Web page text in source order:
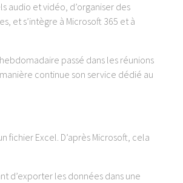
audio et vidéo, d’organiser des
et s’intègre à Microsoft 365 et à
passé dans les réunions
continue son service dédié au
fichier Excel. D’après Microsoft, cela
d’exporter les données dans une